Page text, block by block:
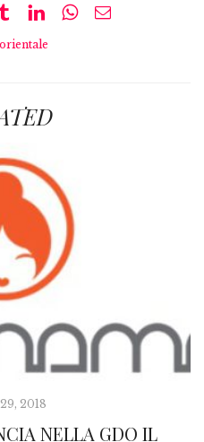
2018
NELLA GDO IL